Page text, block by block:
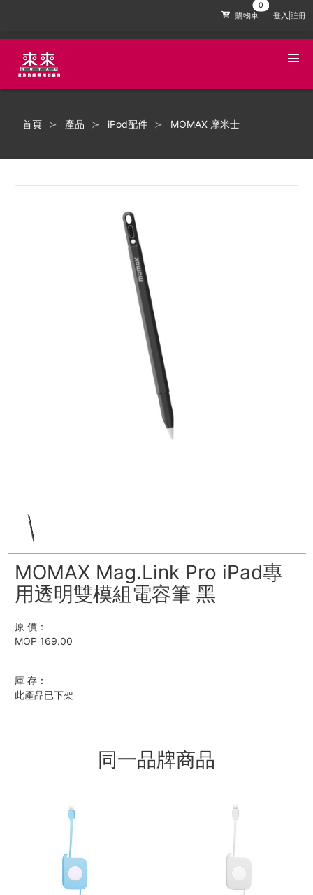
購物車 登入|註冊
首頁 產品 iPod配件 MOMAX 摩米士
MOMAX Mag.Link Pro iPad專
用透明雙模組電容筆 黑
原 價：
MOP 169.00
庫 存：
此產品已下架
同一品牌商品